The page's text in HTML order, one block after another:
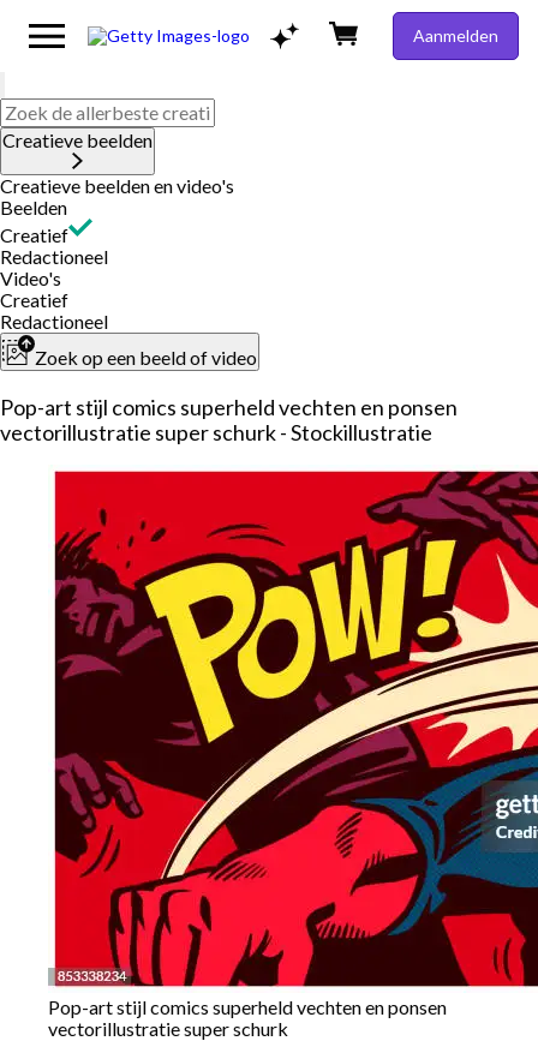
Aanmelden
Creatieve beelden
Creatieve beelden en video's
Beelden
Creatief
Redactioneel
Video's
Creatief
Redactioneel
Zoek op een beeld of video
Pop-art stijl comics superheld vechten en ponsen
vectorillustratie super schurk - Stockillustratie
Pop-art stijl comics superheld vechten en ponsen
vectorillustratie super schurk